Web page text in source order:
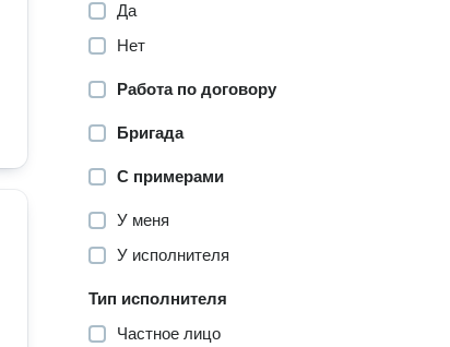
Да
Нет
Работа по договору
Бригада
С примерами
У меня
У исполнителя
Тип исполнителя
Частное лицо